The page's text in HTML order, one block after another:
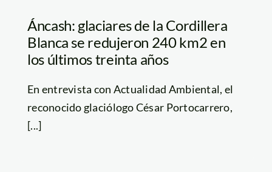
Áncash: glaciares de la Cordillera
Blanca se redujeron 240 km2 en
los últimos treinta años
En entrevista con Actualidad Ambiental, el
reconocido glaciólogo César Portocarrero,
[...]